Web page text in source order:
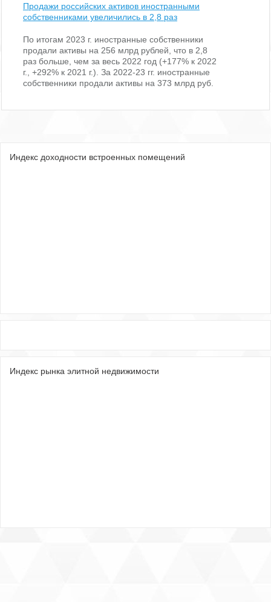
Индекс доходности встроенных помещений
Индекс рынка элитной недвижимости
Продажи российских активов иностранными
собственниками увеличились в 2,8 раз
По итогам 2023 г. иностранные собственники
продали активы на 256 млрд рублей, что в 2,8
раз больше, чем за весь 2022 год (+177% к 2022
г., +292% к 2021 г.). За 2022-23 гг. иностранные
собственники продали активы на 373 млрд руб.